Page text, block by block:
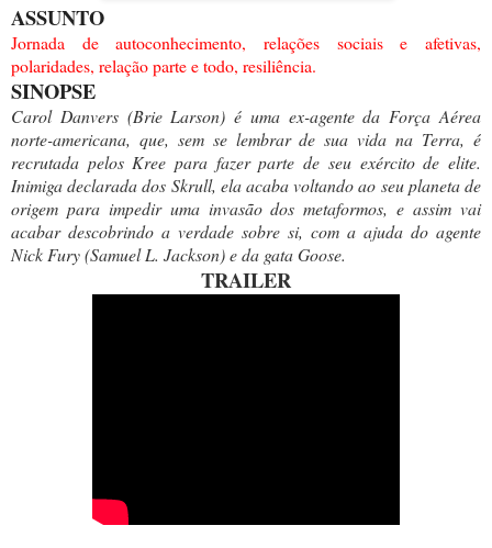
ASSUNTO
Jornada de autoconhecimento, relações sociais e afetivas,
polaridades, relação parte e todo, resiliência.
SINOPSE
Carol Danvers (Brie Larson) é uma ex-agente da Força Aérea
norte-americana, que, sem se lembrar de sua vida na Terra, é
recrutada pelos Kree para fazer parte de seu exército de elite.
Inimiga declarada dos Skrull, ela acaba voltando ao seu planeta de
origem para impedir uma invasão dos metaformos, e assim vai
acabar descobrindo a verdade sobre si, com a ajuda do agente
Nick Fury (Samuel L. Jackson) e da gata Goose.
TRAILER